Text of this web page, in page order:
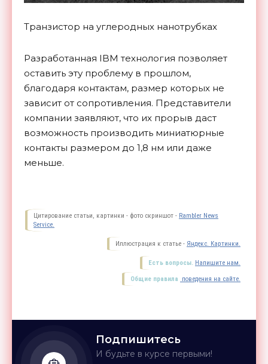
Транзистор на углеродных нанотрубках
Разработанная IBM технология позволяет
оставить эту проблему в прошлом,
благодаря контактам, размер которых не
зависит от сопротивления. Представители
компании заявляют, что их прорыв даст
возможность производить миниатюрные
контакты размером до 1,8 нм или даже
меньше.
Цитирование статьи, картинки - фото скриншот - Rambler News
Service.
Иллюстрация к статье - Яндекс. Картинки.
Есть вопросы. Напишите нам.
Общие правила поведения на сайте.
Подпишитесь
И будьте в курсе первыми!